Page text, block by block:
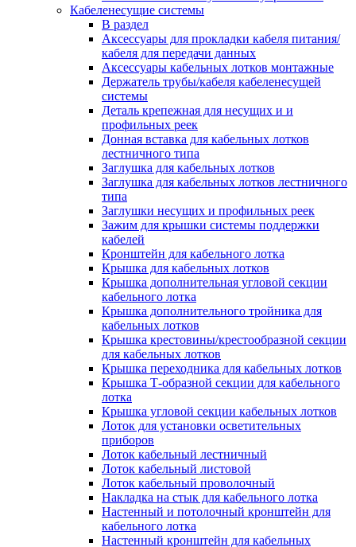
Кабеленесущие системы
В раздел
Аксессуары для прокладки кабеля питания/
кабеля для передачи данных
Аксессуары кабельных лотков монтажные
Держатель трубы/кабеля кабеленесущей
системы
Деталь крепежная для несущих и и
профильных реек
Донная вставка для кабельных лотков
лестничного типа
Заглушка для кабельных лотков
Заглушка для кабельных лотков лестничного
типа
Заглушки несущих и профильных реек
Зажим для крышки системы поддержки
кабелей
Кронштейн для кабельного лотка
Крышка для кабельных лотков
Крышка дополнительная угловой секции
кабельного лотка
Крышка дополнительного тройника для
кабельных лотков
Крышка крестовины/крестообразной секции
для кабельных лотков
Крышка переходника для кабельных лотков
Крышка Т-образной секции для кабельного
лотка
Крышка угловой секции кабельных лотков
Лоток для установки осветительных
приборов
Лоток кабельный лестничный
Лоток кабельный листовой
Лоток кабельный проволочный
Накладка на стык для кабельного лотка
Настенный и потолочный кронштейн для
кабельного лотка
Настенный кронштейн для кабельных